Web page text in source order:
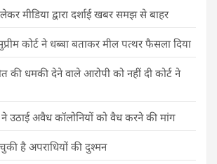
मीडिया द्वारा दर्शाई खबर समझ से बाहर
कोर्ट ने धब्बा बताकर मील पत्थर फैसला दिया
की धमकी देने वाले आरोपी को नहीं दी कोर्ट ने
उठाई अवैध कॉलोनियों को वैध करने की मांग
है अपराधियों की दुश्मन